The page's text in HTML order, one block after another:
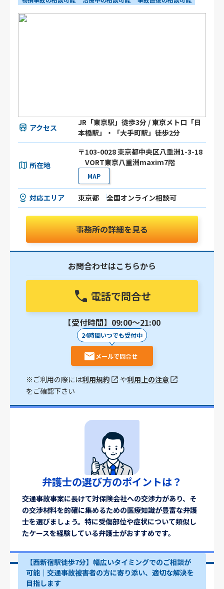
アクセス
JR「東京駅」徒歩3分 / 東京メトロ「日
本橋駅」・「大手町駅」徒歩2分
所在地
〒103-0028 東京都中央区八重洲1-3-18
VORT東京八重洲maxim7階
MAP
対応エリア 東京都 全国オンライン相談可
事務所の詳細を見る
お問合わせはこちらから
電話で問合せ
【受付時間】09:00〜21:00
24時間いつでも受付中
メールで問合せ
※ご利用の際には利用規約 や利用上の注意
をご確認下さい
弁護士の選び方のポイントは？
交通事故事案に長けて対保険会社への交渉力があり、そ
の交渉材料を的確に集めるための医療知識が豊富な弁護
士を選びましょう。特に受傷部位や症状について類似し
たケースを経験している弁護士がおすすめです。
【西新宿駅徒歩7分】幅広いタイミングでのご相談が
可能｜交通事故被害者の方に寄り添い、適切な解決を
目指します